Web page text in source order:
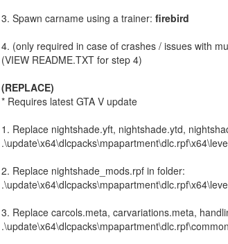
3. Spawn carname using a trainer: firebird
4. (only required in case of crashes / issues with
(VIEW README.TXT for step 4)
(REPLACE)
* Requires latest GTA V update
1. Replace nightshade.yft, nightshade.ytd,
2. Replace nightshade_mods.rpf in folder:
3. Replace carcols.meta, carvariations.meta,